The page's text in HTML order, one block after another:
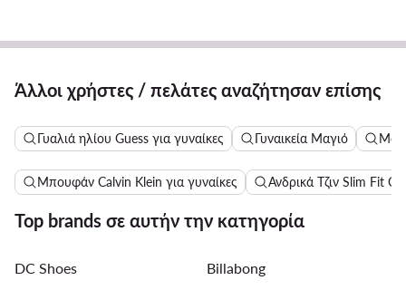
Άλλοι χρήστες / πελάτες αναζήτησαν επίσης
Γυαλιά ηλίου Guess για γυναίκες Γυναικεία Μαγιό
Μπουφάν Calvin Klein για γυναίκες Ανδρικά Τζιν Slim Fit
Top brands σε αυτήν την κατηγορία
DC Shoes Billabong